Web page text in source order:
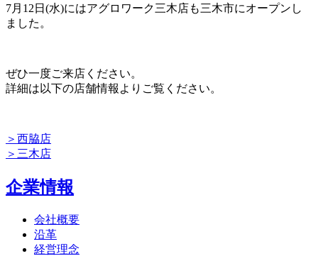
7月12日(水)にはアグロワーク三木店も三木市にオープンし
ました。
ぜひ一度ご来店ください。
詳細は以下の店舗情報よりご覧ください。
＞西脇店
＞三木店
企業情報
会社概要
沿革
経営理念